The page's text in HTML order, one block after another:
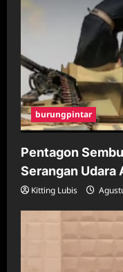
burungpintar
Pentagon
Serangan Udara
Kitting Lubis